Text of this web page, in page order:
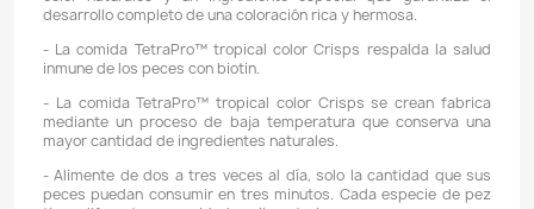
- Desde 1951, Tetra ha desarrollado el conjunto de
sobre alimentos para peces más completo del
entusiastas de la pesca han buscado productos en
soluciones que agregan facilidad y belleza a su
que sea un experimentador aficionado
principiante, Tetra tiene todo lo que necesita, desde
variedad de alimentos para peces de calidad
innovadores hasta kits de prueba y decoración.